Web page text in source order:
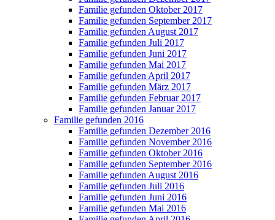
Familie gefunden Oktober 2017
Familie gefunden September 2017
Familie gefunden August 2017
Familie gefunden Juli 2017
Familie gefunden Juni 2017
Familie gefunden Mai 2017
Familie gefunden April 2017
Familie gefunden März 2017
Familie gefunden Februar 2017
Familie gefunden Januar 2017
Familie gefunden 2016
Familie gefunden Dezember 2016
Familie gefunden November 2016
Familie gefunden Oktober 2016
Familie gefunden September 2016
Familie gefunden August 2016
Familie gefunden Juli 2016
Familie gefunden Juni 2016
Familie gefunden Mai 2016